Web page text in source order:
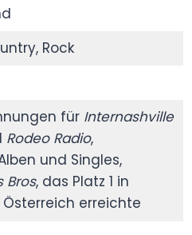
Rock
für Internashville
Rodeo Radio,
und Singles,
Bros, das Platz 1 in
erreichte